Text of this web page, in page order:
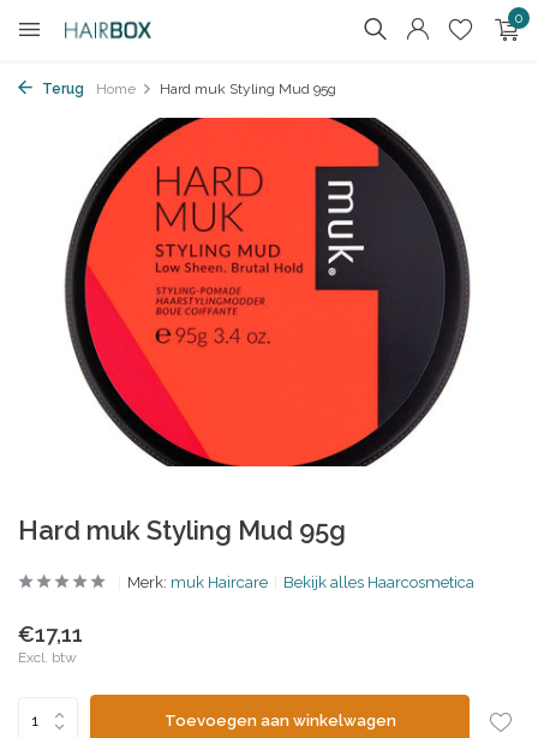
0
Terug Home Hard muk Styling Mud 95g
Hard muk Styling Mud 95g
Merk: muk Haircare Bekijk alles Haarcosmetica
€17,11
Excl. btw
Toevoegen aan winkelwagen